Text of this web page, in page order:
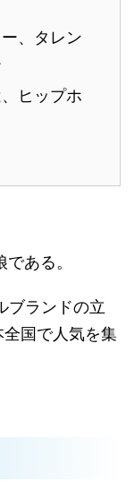
、タレン
ヒップホ
ある。
ブランドの立
国で人気を集